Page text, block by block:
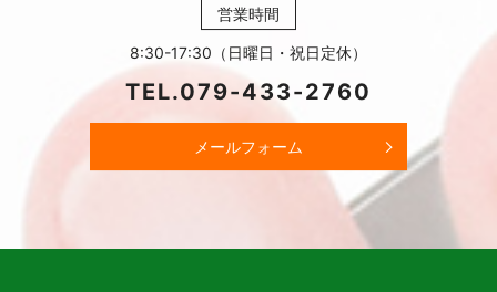
営業時間
8:30-17:30（日曜日・祝日定休）
TEL.079-433-2760
メールフォーム